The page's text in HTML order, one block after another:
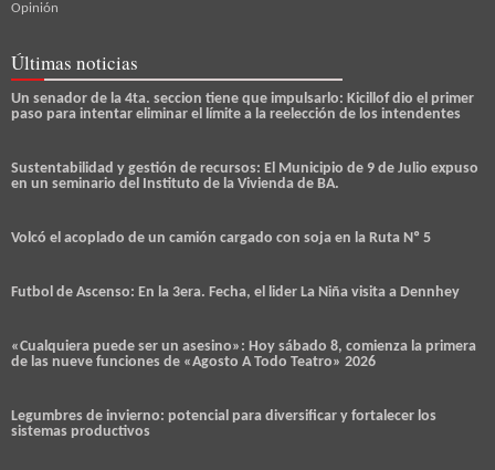
Opinión
Últimas noticias
Un senador de la 4ta. seccion tiene que impulsarlo: Kicillof dio el primer
paso para intentar eliminar el límite a la reelección de los intendentes
Sustentabilidad y gestión de recursos: El Municipio de 9 de Julio expuso
en un seminario del Instituto de la Vivienda de BA.
Volcó el acoplado de un camión cargado con soja en la Ruta Nº 5
Futbol de Ascenso: En la 3era. Fecha, el lider La Niña visita a Dennhey
«Cualquiera puede ser un asesino»: Hoy sábado 8, comienza la primera
de las nueve funciones de «Agosto A Todo Teatro» 2026
Legumbres de invierno: potencial para diversificar y fortalecer los
sistemas productivos